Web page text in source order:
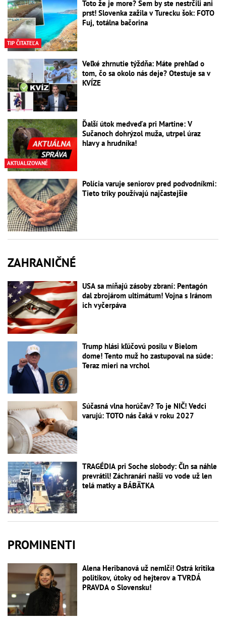
TIP ČITATEĽA
Toto že je more? Sem by ste nestrčili ani
prst! Slovenka zažila v Turecku šok: FOTO
Fuj, totálna bačorina
Veľké zhrnutie týždňa: Máte prehľad o
tom, čo sa okolo nás deje? Otestuje sa v
KVÍZE
AKTUALIZOVANÉ
Ďalší útok medveďa pri Martine: V
Sučanoch dohrýzol muža, utrpel úraz
hlavy a hrudníka!
Polícia varuje seniorov pred podvodníkmi:
Tieto triky používajú najčastejšie
ZAHRANIČNÉ
USA sa míňajú zásoby zbraní: Pentagón
dal zbrojárom ultimátum! Vojna s Iránom
ich vyčerpáva
Trump hlási kľúčovú posilu v Bielom
dome! Tento muž ho zastupoval na súde:
Teraz mieri na vrchol
Súčasná vlna horúčav? To je NIČ! Vedci
varujú: TOTO nás čaká v roku 2027
TRAGÉDIA pri Soche slobody: Čln sa náhle
prevrátil! Záchranári našli vo vode už len
telá matky a BÁBÄTKA
PROMINENTI
Alena Heribanová už nemlčí! Ostrá kritika
politikov, útoky od hejterov a TVRDÁ
PRAVDA o Slovensku!